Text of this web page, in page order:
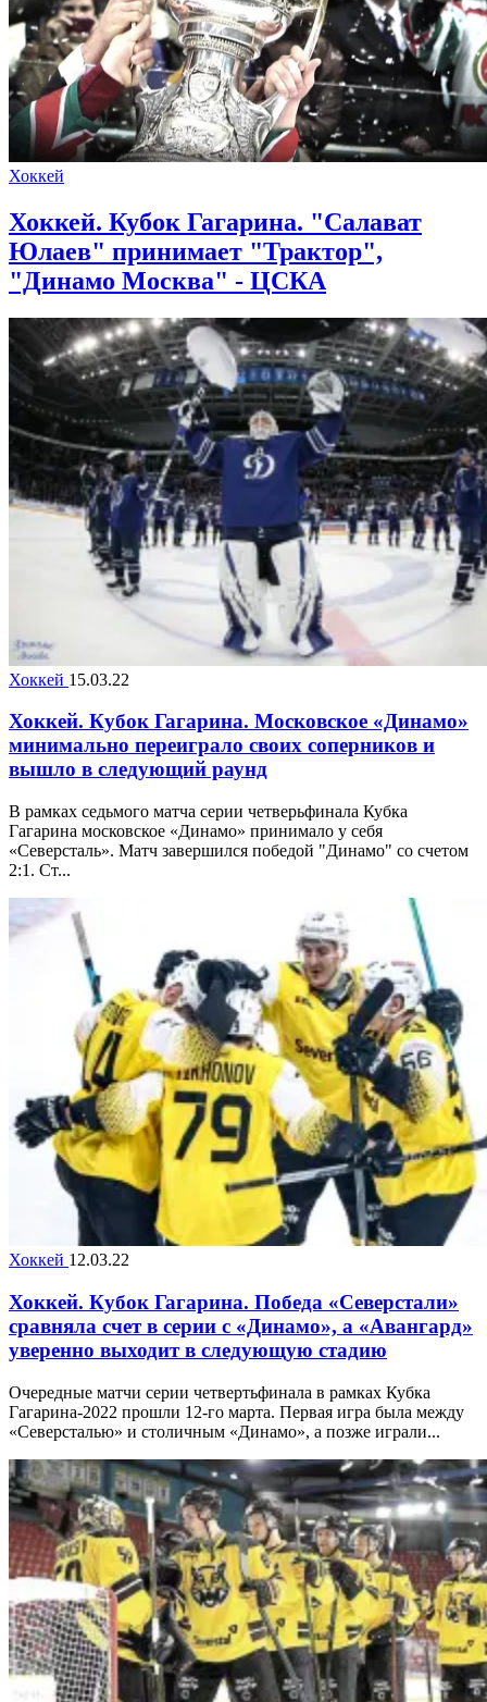
Хоккей
Хоккей. Кубок Гагарина. "Салават
Юлаев" принимает "Трактор",
"Динамо Москва" - ЦСКА
Хоккей 15.03.22
Хоккей. Кубок Гагарина. Московское «Динамо»
минимально переиграло своих соперников и
вышло в следующий раунд
В рамках седьмого матча серии четверьфинала Кубка
Гагарина московское «Динамо» принимало у себя
«Северсталь». Матч завершился победой "Динамо" со счетом
2:1. Ст...
Хоккей 12.03.22
Хоккей. Кубок Гагарина. Победа «Северстали»
сравняла счет в серии с «Динамо», а «Авангард»
уверенно выходит в следующую стадию
Очередные матчи серии четвертьфинала в рамках Кубка
Гагарина-2022 прошли 12-го марта. Первая игра была между
«Северсталью» и столичным «Динамо», а позже играли...